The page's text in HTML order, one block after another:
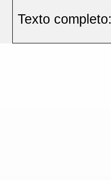
Texto completo: